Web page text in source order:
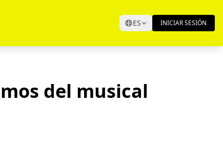
ES INICIAR SESIÓN
del musical